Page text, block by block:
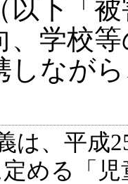
以下「
、学校
しなが
は、平成
める「